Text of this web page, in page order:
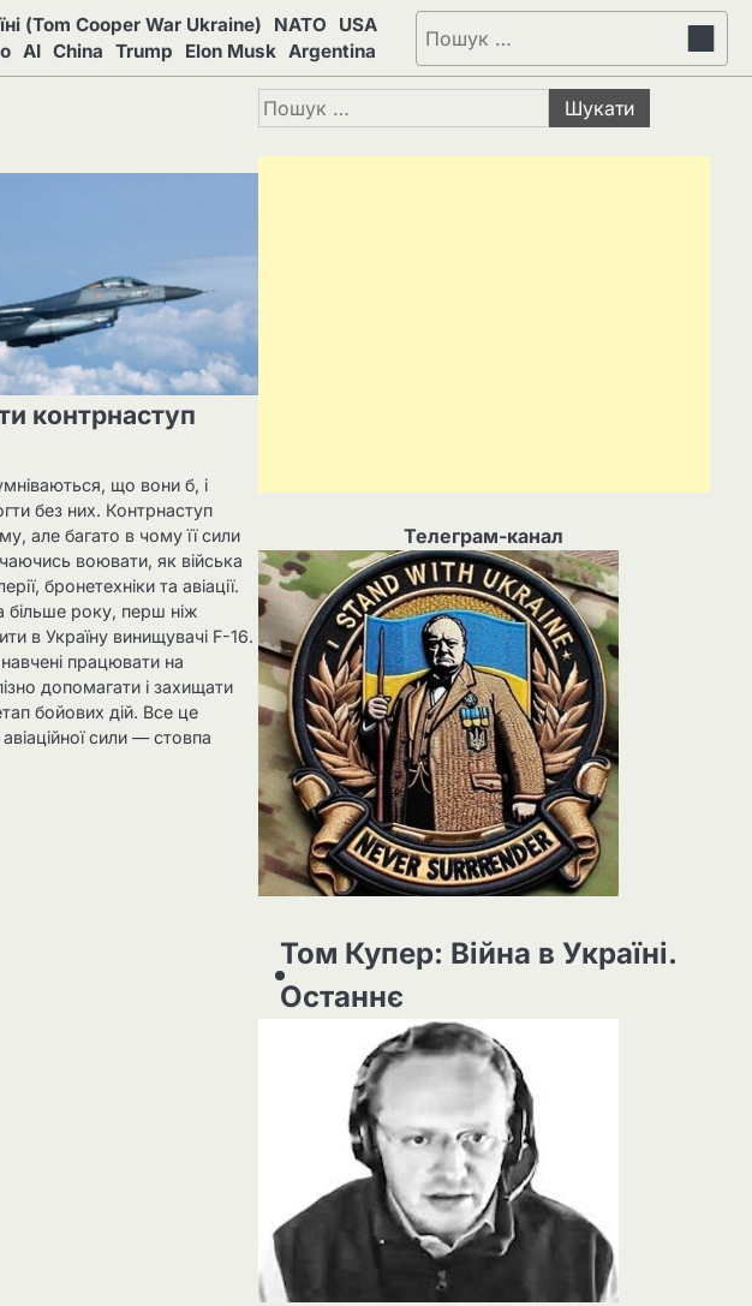
(Tom Cooper War Ukraine) NATO
USA
AI China Trump Elon Musk Argentina
Пошук:
контрнаступ
що вони б, і
без них. Контрнаступ
але багато в чому її сили
воювати, як війська
бронетехніки та авіації.
більше року, перш ніж
в Україну винищувачі F-16.
працювати на
допомагати і захищати
бойових дій. Все це
сили — стовпа
Пошук:
Телеграм-канал
Том Купер: Війна в Україні.
Останнє